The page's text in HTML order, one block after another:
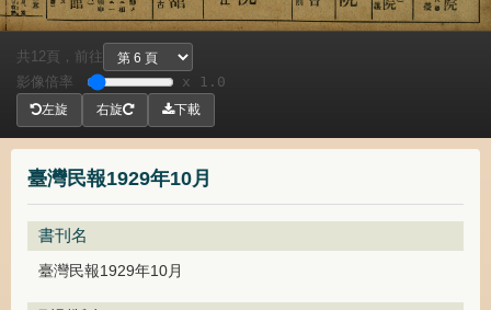
臺灣民報1929年10月
書刊名
臺灣民報1929年10月
共 12頁，
前往
影像倍率
x 1.0
左旋 右旋 下載